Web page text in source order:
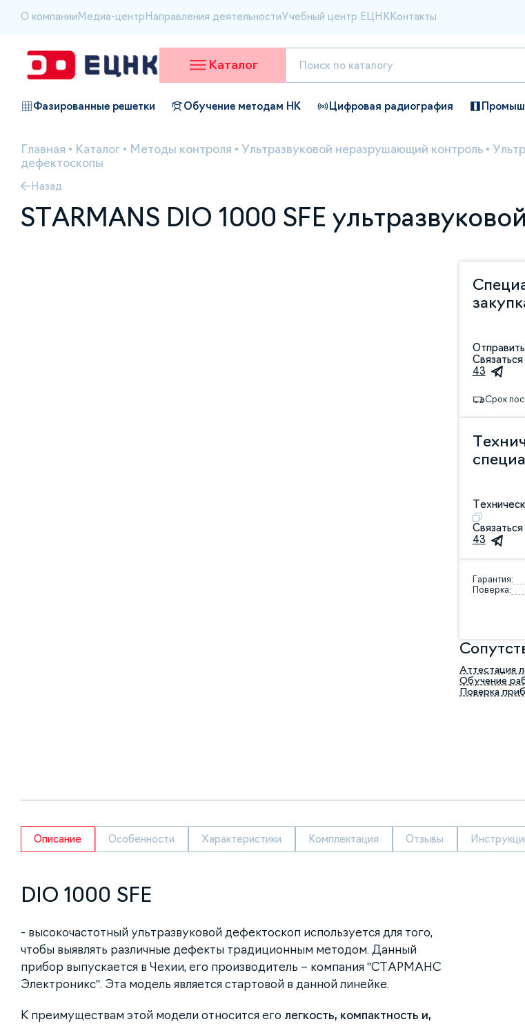
О компании Медиа-центр Направления деятельностиУчебный центр ЕЦНК Контакты
Каталог
Фазированные решетки Обучение методам НК Цифровая радиография
Главная • Каталог • Методы контроля • Ультразвуковой неразрушающий контроль •
дефектоскопы
Назад
STARMANS DIO 1000 SFE
43
Срок
43
Гарантия:
Поверка:
Аттестация
Обучение
Поверка
Описание Особенности Характеристики Комплектация Отзывы
DIO 1000 SFE
- высокочастотный ультразвуковой дефектоскоп используется для того,
чтобы выявлять различные дефекты традиционным методом. Данный
прибор выпускается в Чехии, его производитель – компания "СТАРМАНС
Электроникс". Эта модель является стартовой в данной линейке.
К преимуществам этой модели относится его легкость, компактность и,